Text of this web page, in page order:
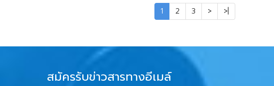
1 2 3 > >|
สมัครรับข่าวสารทางอีเมล์